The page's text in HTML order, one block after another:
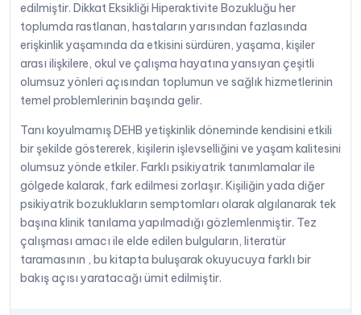
edilmiştir. Dikkat Eksikliği Hiperaktivite Bozukluğu her
toplumda rastlanan, hastaların yarısından fazlasında
erişkinlik yaşamında da etkisini sürdüren, yaşama, kişiler
arası ilişkilere, okul ve çalışma hayatına yansıyan çeşitli
olumsuz yönleri açısından toplumun ve sağlık hizmetlerinin
temel problemlerinin başında gelir.
Tanı koyulmamış DEHB yetişkinlik döneminde kendisini etkili
bir şekilde göstererek, kişilerin işlevselliğini ve yaşam kalitesini
olumsuz yönde etkiler. Farklı psikiyatrik tanımlamalar ile
gölgede kalarak, fark edilmesi zorlaşır. Kişiliğin yada diğer
psikiyatrik bozuklukların semptomları olarak algılanarak tek
başına klinik tanılama yapılmadığı gözlemlenmiştir. Tez
çalışması amacı ile elde edilen bulguların, literatür
taramasının , bu kitapta buluşarak okuyucuya farklı bir
bakış açısı yaratacağı ümit edilmiştir.